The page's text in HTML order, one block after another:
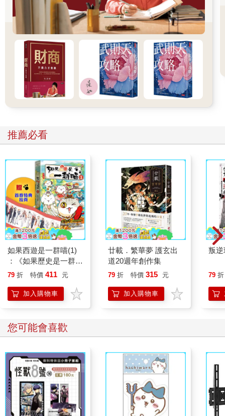
為中斷，抽離你的注意力，讓精神可以舒緩一下。在日常工作中
配置5 到10 分鐘的微休息時間，其實非常重要。這就像是馬拉松
比賽中的小型補給站，你可以簡單地喝一口水，不用停留太長的
時間，然後繼續跑；你不會指望在小型補給站喝杯水後，整個人
就能煥然一新，對吧？但它可以告訴你何時可以喘口氣，而不是
累到覺得前方還有漫長、無止境的路要跑。
【內文試閱二】
假性休息與疲倦的大腦
常見，尤其是那些非常認真工作的人。如果不適時對他每天大量
的腦力消耗做些調整，很容易會出現睡眠或身心相關的困擾。在
這裡，「腦力消耗」指的是跟思考、規劃、計算、記憶等相關的
認知運作，並不涉及情緒相關。常見的開會討論、學校學習、讀
資料、寫報告，都是屬於腦力消耗的範疇。
耗盡腦力的危險代價
腦力消耗雖然我們看不到，但這並不是一種心理作用，而是一種
大腦生理反應。
2023 年法國心理學家佩西利昂（Mathias Pessiglione）及其研究
組，並進行長達6 個小時的測驗，中間只有2 次10 分鐘的休息時
間。兩組人雖然進行的總時間相同，但難度卻不同。其中一組相
對簡單，不需要花費太多的思考，另一組則需要做複雜的思考和
分析。
結果顯示，需要進行複雜思考的那組人，在大腦的前額葉累積了
相當多的麩胺酸（glutmate）。當麩胺酸在此處累積過多時，就
會影響大腦的正常運作，導致我們難以制訂計劃和做出決策，表
現出一種「精神不好」、「不想做事」的狀況。
樣。在省電模式中，只會維持基本功能運作，複雜、耗電的功能
就會暫停。此外，這個實驗結果還發現，雖然腦力消耗較多的那
組人，大腦活動已經出現疲態，但受測者對於自己的疲勞程度估
計卻與另一組無異。這意味著，人們往往無法很快覺察到腦力的
消耗，就像一個喝酒的人自認為自己還能清醒地開車一樣危險。
透過這項腦科學研究，我們能了解腦力消耗不是一種心理感覺而
推薦必看
如果西遊是一群喵(1)
：《如果歷史是一群
喵》作者最新力作，附
79 折 特價 411 元
加入購物車
廿載．繁華夢 護玄出
道20週年創作集
79 折 特價 315 元
加入購物車
叛逆
79 折
您可能會喜歡